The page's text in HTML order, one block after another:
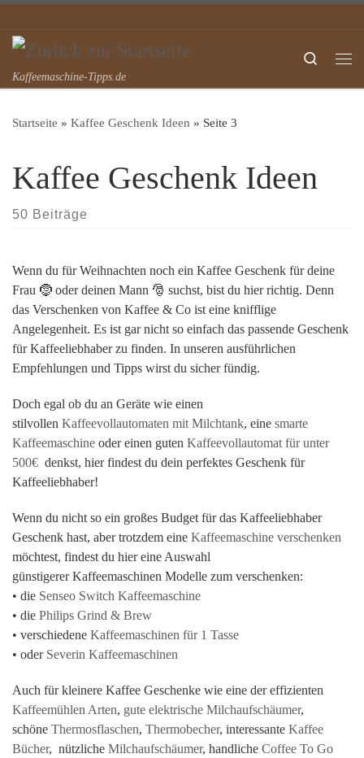
Kaffeemaschine-Tipps.de
Search
Startseite » Kaffee Geschenk Ideen » Seite 3
Kaffee Geschenk Ideen
50 Beiträge
Wenn du für Weihnachten noch ein Kaffee Geschenk für deine
Frau 🤶 oder deinen Mann 🎅 suchst, bist du hier richtig. Denn
das Verschenken von Kaffee & Co ist eine knifflige
Angelegenheit. Es ist gar nicht so einfach das passende Geschenk
für Kaffeeliebhaber zu finden. In unseren ausführlichen
Empfehlungen und Tipps wirst du sicher fündig.
Doch egal ob du an Geräte wie einen
stilvollen Kaffeevollautomaten mit Milchtank, eine smarte
Kaffeemaschine oder einen guten Kaffeevollautomat für unter
500€ denkst, hier findest du dein perfektes Geschenk für
Kaffeeliebhaber!
Wenn du nicht so ein großes Budget für das Kaffeeliebhaber
Geschenk hast, aber trotzdem eine Kaffeemaschine verschenken
möchtest, findest du hier eine Auswahl
günstigerer Kaffeemaschinen Modelle zum verschenken:
• die Senseo Switch Kaffeemaschine
• die Philips Grind & Brew
• verschiedene Kaffeemaschinen für 1 Tasse
• oder Severin Kaffeemaschinen
Auch für kleinere Kaffee Geschenke wie eine der effizienten
Kaffeemühlen Arten, gute elektrische Milchaufschäumer,
schöne Thermosflaschen, Thermobecher, interessante Kaffee
Bücher, nützliche Milchaufschäumer, handliche Coffee To Go